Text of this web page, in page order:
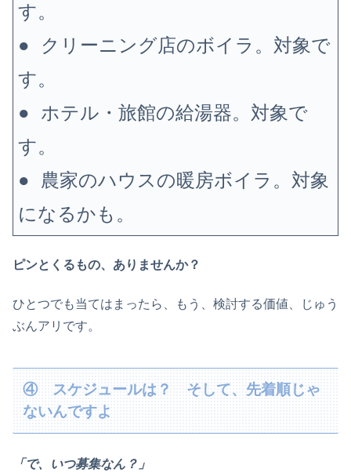
す。
● クリーニング店のボイラ。対象で
す。
● ホテル・旅館の給湯器。対象で
す。
● 農家のハウスの暖房ボイラ。対象
になるかも。
ピンとくるもの、ありませんか？
ひとつでも当てはまったら、もう、検討する価値、じゅう
ぶんアリです。
④ スケジュールは？ そして、先着順じゃ
ないんですよ
「で、いつ募集なん？」